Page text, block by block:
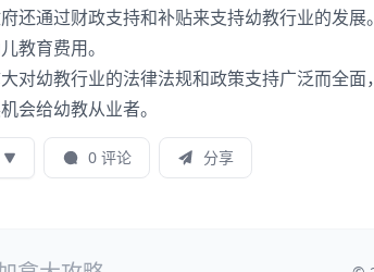
还通过财政支持和补贴来支持幼教行业的发
教育费用。
对幼教行业的法律法规和政策支持广泛而全
会给幼教从业者。
0 评论 分享